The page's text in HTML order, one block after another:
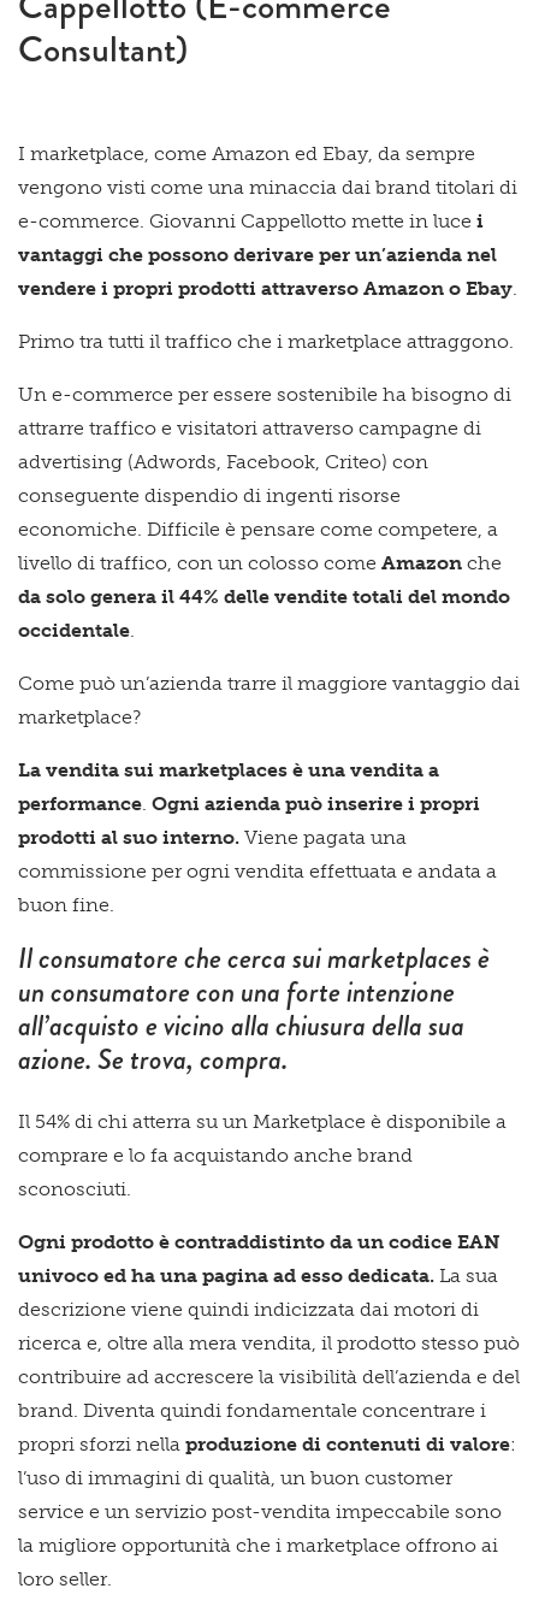
Consultant)
I marketplace, come Amazon ed Ebay, da sempre
vengono visti come una minaccia dai brand titolari di
e-commerce. Giovanni Cappellotto mette in luce i
vantaggi che possono derivare per un’azienda nel
vendere i propri prodotti attraverso Amazon o Ebay
Primo tra tutti il traffico che i marketplace attraggono.
Un e-commerce per essere sostenibile ha bisogno di
attrarre traffico e visitatori attraverso campagne di
advertising (Adwords, Facebook, Criteo) con
conseguente dispendio di ingenti risorse
economiche. Difficile è pensare come competere, a
livello di traffico, con un colosso come Amazon che
da solo genera il 44% delle vendite totali del mondo
occidentale
Come può un’azienda trarre il maggiore vantaggio dai
marketplace?
La vendita sui marketplaces è una vendita a
performance Ogni azienda può inserire i propri
prodotti al suo interno. Viene pagata una
commissione per ogni vendita effettuata e andata a
buon fine.
Il consumatore che cerca sui marketplaces è
un consumatore con una forte intenzione
all’acquisto e vicino alla chiusura della sua
azione. Se trova, compra.
Il 54% di chi atterra su un Marketplace è disponibile a
comprare e lo fa acquistando anche brand
sconosciuti.
Ogni prodotto è contraddistinto da un codice EAN
univoco ed ha una pagina ad esso dedicata. La sua
descrizione viene quindi indicizzata dai motori di
ricerca e, oltre alla mera vendita, il prodotto stesso può
contribuire ad accrescere la visibilità dell’azienda e del
brand. Diventa quindi fondamentale concentrare i
propri sforzi nella produzione di contenuti di valore:
l’uso di immagini di qualità, un buon customer
service e un servizio post-vendita impeccabile sono
la migliore opportunità che i marketplace offrono ai
loro seller.